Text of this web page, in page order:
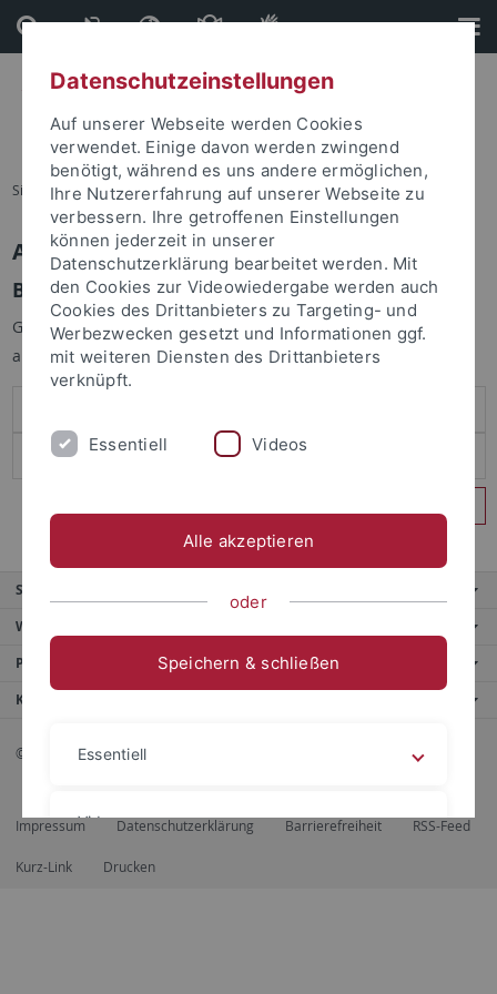
Direkt
zum
Inhalt
Direkt
zur
Fußleiste
Sie sind hier: Startseite
Anmelden
Benutzeranmeldung
Geben Sie Ihren Benutzernamen und Ihr Passwort an um sich
anzumelden:
Service
Weitere Angebote
Portale
Kontaktinfo
© 2026 Eberhard Karls Universität Tübingen, Tübingen
Impressum Datenschutzerklärung Barrierefreiheit RSS-Feed
Kurz-Link Drucken
Datenschutzeinstellungen
Auf unserer Webseite werden Cookies
verwendet. Einige davon werden zwingend
benötigt, während es uns andere ermöglichen,
Ihre Nutzererfahrung auf unserer Webseite zu
verbessern. Ihre getroffenen Einstellungen
können jederzeit in unserer
Datenschutzerklärung bearbeitet werden. Mit
den Cookies zur Videowiedergabe werden auch
Cookies des Drittanbieters zu Targeting- und
Werbezwecken gesetzt und Informationen ggf.
mit weiteren Diensten des Drittanbieters
verknüpft.
Essentiell Videos
Alle akzeptieren
oder
Speichern & schließen
Essentiell
Videos